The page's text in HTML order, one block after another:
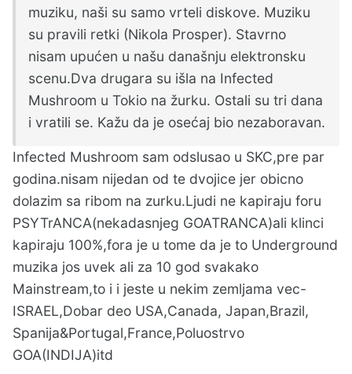
muziku, naši su samo vrteli diskove. Muziku
su pravili retki (Nikola Prosper). Stavrno
nisam upućen u našu današnju elektronsku
scenu.Dva drugara su išla na Infected
Mushroom u Tokio na žurku. Ostali su tri dana
i vratili se. Kažu da je osećaj bio nezaboravan.
Infected Mushroom sam odslusao u SKC,pre par
godina.nisam nijedan od te dvojice jer obicno
dolazim sa ribom na zurku.Ljudi ne kapiraju foru
PSYTrANCA(nekadasnjeg GOATRANCA)ali klinci
kapiraju 100%,fora je u tome da je to Underground
muzika jos uvek ali za 10 god svakako
Mainstream,to i i jeste u nekim zemljama vec-
ISRAEL,Dobar deo USA,Canada, Japan,Brazil,
Spanija&Portugal,France,Poluostrvo
GOA(INDIJA)itd